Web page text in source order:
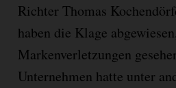
Richter Thomas
haben die Klage
Markenverletzungen
Unternehmen hatte unter